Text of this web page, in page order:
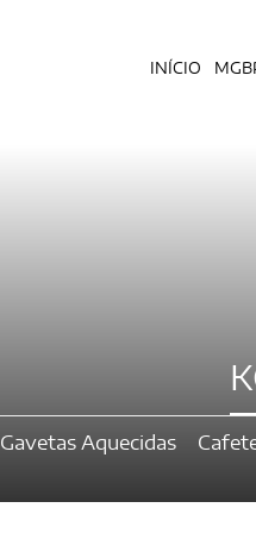
INÍCIO
Gavetas Aquecidas